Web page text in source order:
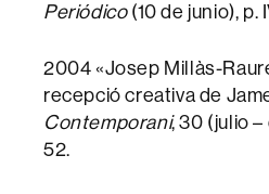
Periódico (10 de junio), p.
2004 «Josep Millàs-
recepció creativa de
Contemporani, 30 (julio
52.